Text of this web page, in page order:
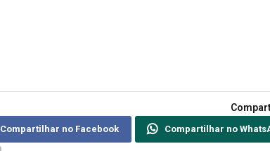
Compartilhar no Facebook Compartilhar no